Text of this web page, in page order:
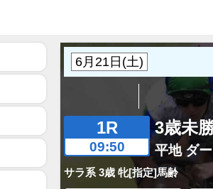
1R
09:50
3歳未
平地 ダ
サラ系 3歳 牝[指定]馬齢